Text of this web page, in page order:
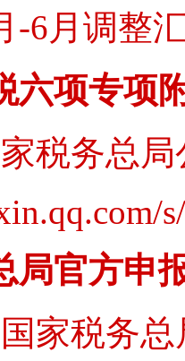
-6月调整
六项专项
税务总
局官方申
家税务